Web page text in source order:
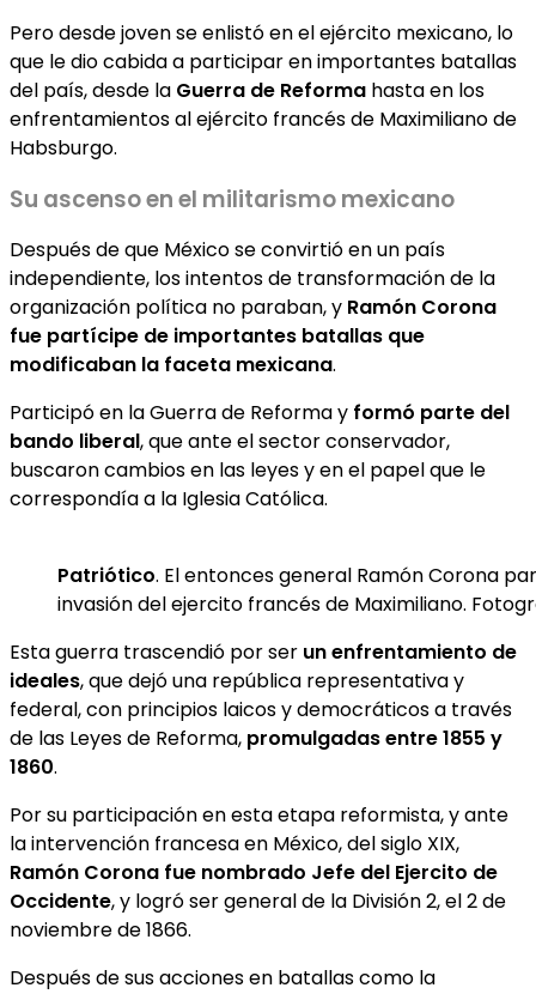
Pero desde joven se enlistó en el ejército mexicano, lo
que le dio cabida a participar en importantes batallas
del país, desde la Guerra de Reforma hasta en los
enfrentamientos al ejército francés de Maximiliano de
Habsburgo.
Su ascenso en el militarismo mexicano
Después de que México se convirtió en un país
independiente, los intentos de transformación de la
organización política no paraban, y Ramón Corona
fue partícipe de importantes batallas que
modificaban la faceta mexicana.
Participó en la Guerra de Reforma y formó parte del
bando liberal, que ante el sector conservador,
buscaron cambios en las leyes y en el papel que le
correspondía a la Iglesia Católica.
Patriótico. El entonces general Ramón Corona
invasión del ejercito francés de Maximiliano.
Esta guerra trascendió por ser un enfrentamiento de
ideales, que dejó una república representativa y
federal, con principios laicos y democráticos a través
de las Leyes de Reforma, promulgadas entre 1855 y
1860.
Por su participación en esta etapa reformista, y ante
la intervención francesa en México, del siglo XIX,
Ramón Corona fue nombrado Jefe del Ejercito de
Occidente, y logró ser general de la División 2, el 2 de
noviembre de 1866.
Después de sus acciones en batallas como la